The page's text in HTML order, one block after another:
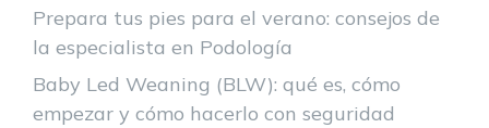
Prepara tus pies para el verano: consejos de
la especialista en Podología
Baby Led Weaning (BLW): qué es, cómo
empezar y cómo hacerlo con seguridad